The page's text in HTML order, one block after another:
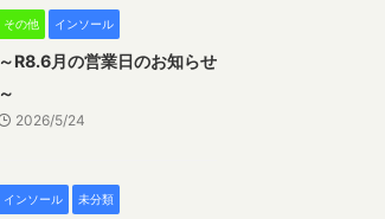
その他 インソール
～R8.6月の営業日のお知らせ
～
2026/5/24
インソール 未分類